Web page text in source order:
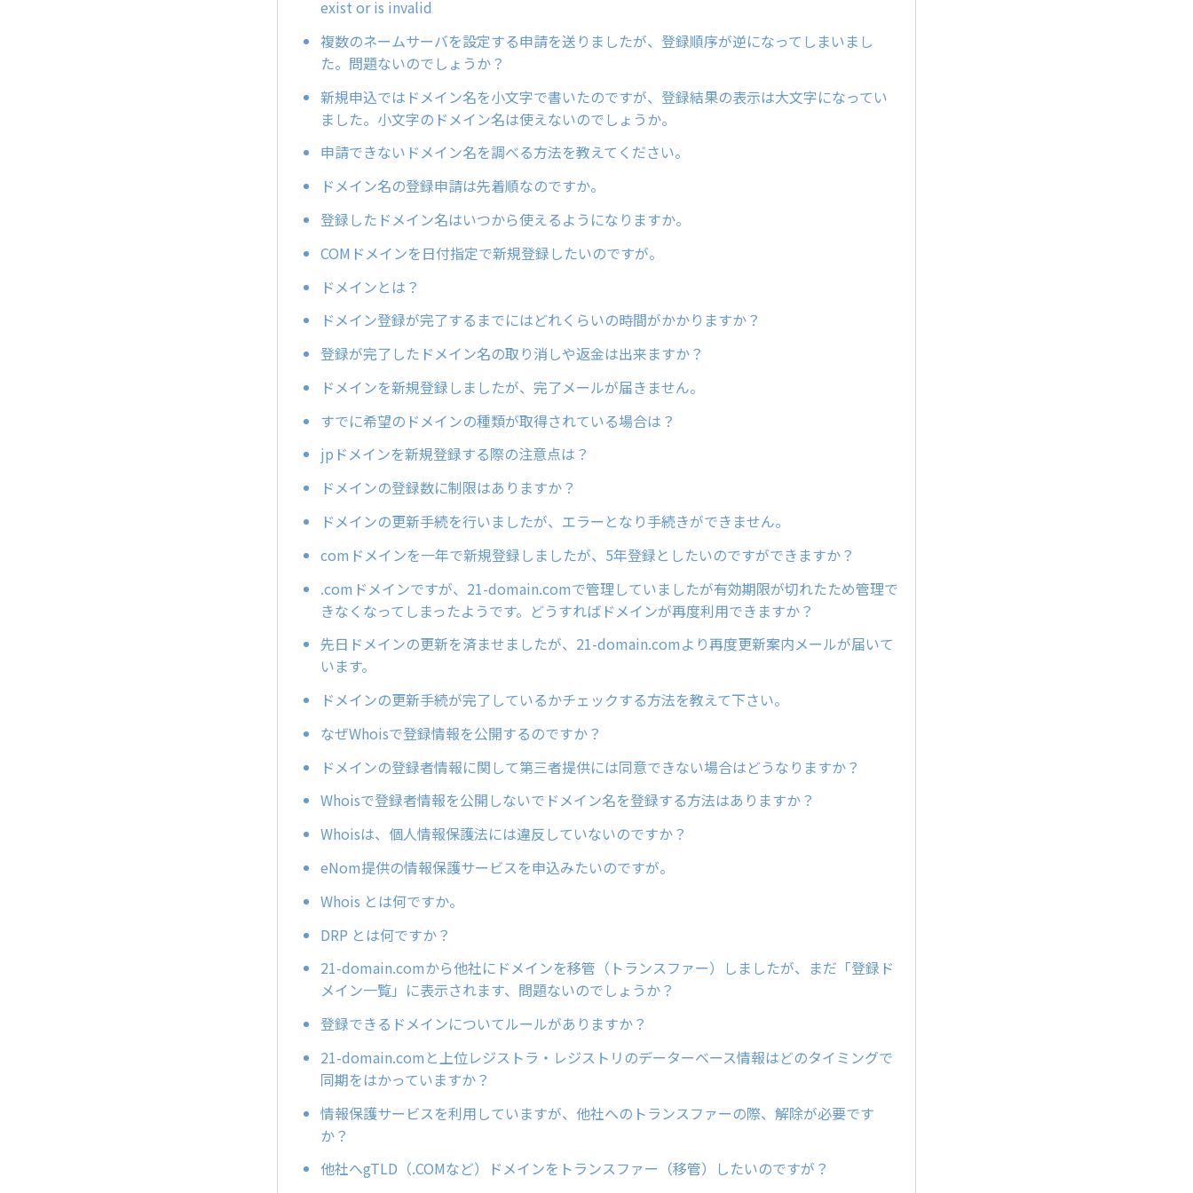
exist or is invalid
複数のネームサーバを設定する申請を送りましたが、登録順序が逆になってしまいまし
た。問題ないのでしょうか？
新規申込ではドメイン名を小文字で書いたのですが、登録結果の表示は大文字になってい
ました。小文字のドメイン名は使えないのでしょうか。
申請できないドメイン名を調べる方法を教えてください。
ドメイン名の登録申請は先着順なのですか。
登録したドメイン名はいつから使えるようになりますか。
COMドメインを日付指定で新規登録したいのですが。
ドメインとは？
ドメイン登録が完了するまでにはどれくらいの時間がかかりますか？
登録が完了したドメイン名の取り消しや返金は出来ますか？
ドメインを新規登録しましたが、完了メールが届きません。
すでに希望のドメインの種類が取得されている場合は？
jpドメインを新規登録する際の注意点は？
ドメインの登録数に制限はありますか？
ドメインの更新手続を行いましたが、エラーとなり手続きができません。
comドメインを一年で新規登録しましたが、5年登録としたいのですができますか？
.comドメインですが、21-domain.comで管理していましたが有効期限が切れたため管理で
きなくなってしまったようです。どうすればドメインが再度利用できますか？
先日ドメインの更新を済ませましたが、21-domain.comより再度更新案内メールが届いて
います。
ドメインの更新手続が完了しているかチェックする方法を教えて下さい。
なぜWhoisで登録情報を公開するのですか？
ドメインの登録者情報に関して第三者提供には同意できない場合はどうなりますか？
Whoisで登録者情報を公開しないでドメイン名を登録する方法はありますか？
Whoisは、個人情報保護法には違反していないのですか？
eNom提供の情報保護サービスを申込みたいのですが。
Whois とは何ですか。
DRP とは何ですか？
21-domain.comから他社にドメインを移管（トランスファー）しましたが、まだ「登録ド
メイン一覧」に表示されます、問題ないのでしょうか？
登録できるドメインについてルールがありますか？
21-domain.comと上位レジストラ・レジストリのデーターベース情報はどのタイミングで
同期をはかっていますか？
情報保護サービスを利用していますが、他社へのトランスファーの際、解除が必要です
か？
他社へgTLD（.COMなど）ドメインをトランスファー（移管）したいのですが？